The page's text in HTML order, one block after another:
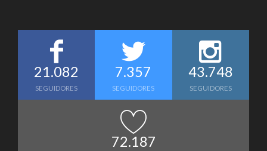
21.082
SEGUIDORES
7.357
SEGUIDORES
43.748
SEGUIDORES
72.187